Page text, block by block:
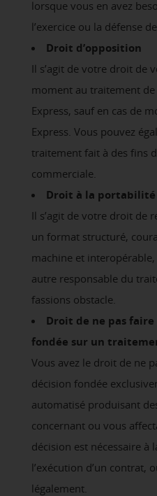
lorsque vous en avez
l’exercice ou la défense
Droit d’opposition
Il s’agit de votre droit de
moment au traitement de
Express, sauf en cas de
Express. Vous pouvez
traitement fait à des fins
commerciale.
Droit à la portabilité
Il s’agit de votre droit de
un format structuré,
machine et
autre responsable du
fassions obstacle.
Droit de ne pas faire
fondée sur un
Vous avez le droit de ne
décision fondée
automatisé produisant
concernant ou vous
décision est nécessaire à
l’exécution d’un contrat,
légalement.